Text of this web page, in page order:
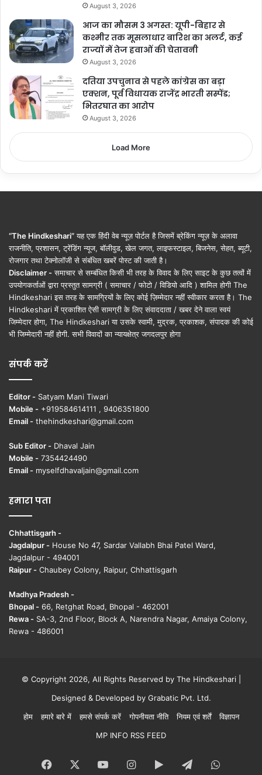
August 3, 2026
आज का मौसम 3 अगस्त: यूपी-बिहार से
कश्मीर तक मूसलाधार बारिश का अलर्ट, कई
राज्यों में तेज हवाओं की चेतावनी
August 3, 2026
दतिया उपचुनाव से पहले कांग्रेस का बड़ा
एक्शन, पूर्व विधायक राजेंद्र भारती सस्पेंड;
भितरघात का आरोप
August 3, 2026
Load More
“The Hindkeshari”यह एक हिंदी वेब न्यूज़ पोर्टल है जिसमें ब्रेकिंग न्यूज़ के अलावा
राजनीति, प्रशासन, ट्रेंडिंग न्यूज, बॉलीवुड, खेल जगत, लाइफस्टाइल, बिजनेस, सेहत, ब्यूटी,
रोजगार तथा टेक्नोलॉजी से संबंधित खबरें पोस्ट की जाती है।
Disclaimer - समाचार से सम्बंधित किसी भी तरह के विवाद के लिए साइट के कुछ तत्वों में
उपयोगकर्ताओं द्वारा प्रस्तुत सामग्री ( समाचार / फोटो / विडियो आदि ) शामिल होगी The
Hindkeshari इस तरह के सामग्रियों के लिए कोई ज़िम्मेदार नहीं स्वीकार करता है। The
Hindkeshari में प्रकाशित ऐसी सामग्री के लिए संवाददाता / खबर देने वाला स्वयं
जिम्मेदार होगा, The Hindkeshari या उसके स्वामी, मुद्रक, प्रकाशक, संपादक की कोई
भी जिम्मेदारी नहीं होगी. सभी विवादों का न्यायक्षेत्र जगदलपुर होगा
संपर्क करें
Editor - Satyam Mani Tiwari
Mobile - +919584614111 , 9406351800
Email - thehindkeshari@gmail.com
Sub Editor - Dhaval Jain
Mobile - 7354424490
Email - myselfdhavaljain@gmail.com
हमारा पता
Chhattisgarh -
Jagdalpur - House No 47, Sardar Vallabh Bhai Patel Ward,
Jagdalpur - 494001
Raipur - Chaubey Colony, Raipur, Chhattisgarh
Madhya Pradesh -
Bhopal - 66, Retghat Road, Bhopal - 462001
Rewa - SA-3, 2nd Floor, Block A, Narendra Nagar, Amaiya Colony,
Rewa - 486001
© Copyright 2026, All Rights Reserved by The Hindkeshari |
Designed & Developed by Grabatic Pvt. Ltd.
होम
हमारे बारे में हमसे संपर्क करें गोपनीयता नीति नियम एवं शर्तें
विज्ञापन
MP INFO RSS FEED
Facebook YouTubeInstagram
Google Telegram